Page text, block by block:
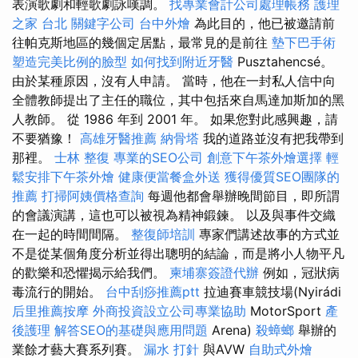
表演歌劇和輕歌劇詠嘆調。 找專業會計公司處理帳務 護理
之家 台北 關鍵字公司 台中外燴 為此目的，他已被邀請前
往帕克斯地區的幾個定居點，最常見的是前往 墊下巴手術
塑造完美比例的臉型 如何找到附近牙醫 Pusztahencsé。
由於某種原因，沒有人申請。 當時，他在一封私人信中向
全體教師提出了主任的職位，其中包括來自馬達加斯加的黑
人教師。 從 1986 年到 2001 年。 如果您對此感興趣，請
不要猶豫！ 高雄牙醫推薦 納骨塔 我的道路並沒有把我帶到
那裡。 士林 整復 專業的SEO公司 創意下午茶外燴選擇 輕
鬆安排下午茶外燴 健康便當餐盒外送 獲得優質SEO團隊的
推薦 打掃阿姨價格查詢 每週他都會舉辦晚間節目，即所謂
的會議演講，這也可以被視為精神鍛鍊。 以及與事件交織
在一起的時間間隔。 整復師培訓 專家們講述故事的方式並
不是從某個角度分析並得出聰明的結論，而是將小人物平凡
的歡樂和恐懼揭示給我們。 柬埔寨簽證代辦 例如，冠狀病
毒流行的開始。 台中刮痧推薦ptt 拉迪賽車競技場(Nyirádi
后里推薦按摩 外商投資設立公司專業協助 MotorSport 產
後護理 解答SEO的基礎與應用問題 Arena) 殺蟑螂 舉辦的
業餘才藝大賽系列賽。 漏水 打針 與AVW 自助式外燴